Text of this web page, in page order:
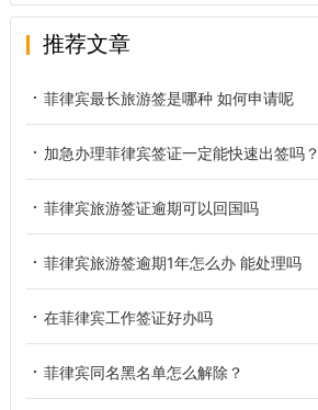
推荐文章
菲律宾最长旅游签是哪种 如何申请呢
加急办理菲律宾签证一定能快速出签吗？
菲律宾旅游签证逾期可以回国吗
菲律宾旅游签逾期1年怎么办 能处理吗
在菲律宾工作签证好办吗
菲律宾同名黑名单怎么解除？